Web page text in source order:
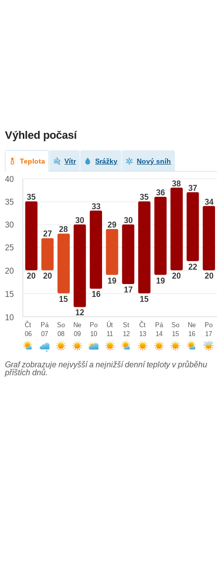
Výhled počasí
Teplota Vítr Srážky Nový sníh
35
20
27
20
28
15
30
12
33
16
29
19
30
17
35
15
36
19
38
20
37
22
34
20
40
35
30
25
20
15
10
Čt
06
Pá
07
So
08
Ne
09
Po
10
Út
11
St
12
Čt
13
Pá
14
So
15
Ne
16
Po
17
Graf zobrazuje nejvyšší a nejnižší denní teploty v průběhu
příštích dnů.